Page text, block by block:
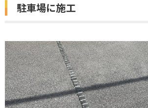
駐車場に施工